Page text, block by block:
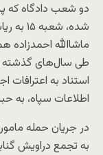
دو شعب دادگاه که
طی سال‌های گذشته
استناد به اعترافات
اطلاعات سپاه، به
در جریان حمله